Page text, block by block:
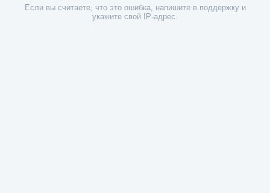
Если вы считаете, что это ошибка, напишите в поддержку и
укажите свой IP-адрес.